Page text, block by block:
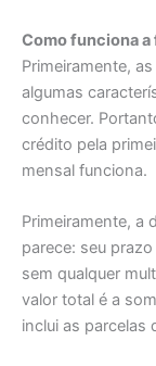
Como funciona a
Primeiramente,
algumas
conhecer.
crédito pela
mensal funciona.
Primeiramente, a
parece: seu
sem qualquer
valor total é a
inclui as parcelas